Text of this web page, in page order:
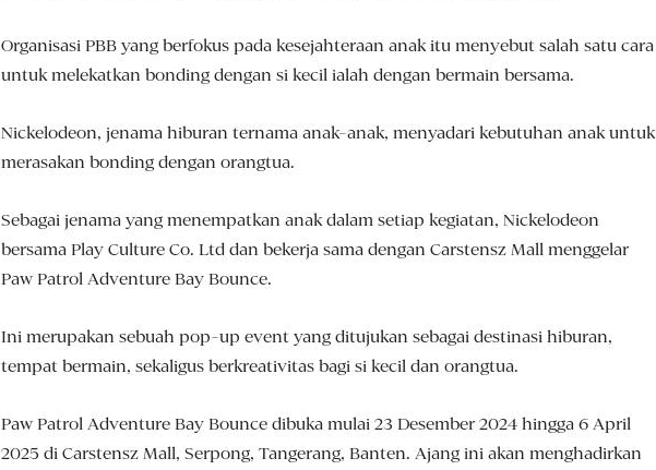
Organisasi PBB yang berfokus pada kesejahteraan anak itu menyebut salah satu cara
untuk melekatkan bonding dengan si kecil ialah dengan bermain bersama.
Nickelodeon, jenama hiburan ternama anak-anak, menyadari kebutuhan anak untuk
merasakan bonding dengan orangtua.
Sebagai jenama yang menempatkan anak dalam setiap kegiatan, Nickelodeon
bersama Play Culture Co. Ltd dan bekerja sama dengan Carstensz Mall menggelar
Paw Patrol Adventure Bay Bounce.
Ini merupakan sebuah pop-up event yang ditujukan sebagai destinasi hiburan,
tempat bermain, sekaligus berkreativitas bagi si kecil dan orangtua.
Paw Patrol Adventure Bay Bounce dibuka mulai 23 Desember 2024 hingga 6 April
2025 di Carstensz Mall, Serpong, Tangerang, Banten. Ajang ini akan menghadirkan